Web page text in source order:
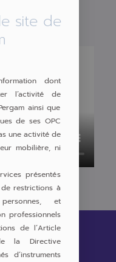
site de
dont
l’activité de
ainsi que
de ses OPC
une activité de
mobilière, ni
présentés
restrictions à
et
professionnels
de l’Article
la Directive
d’instruments